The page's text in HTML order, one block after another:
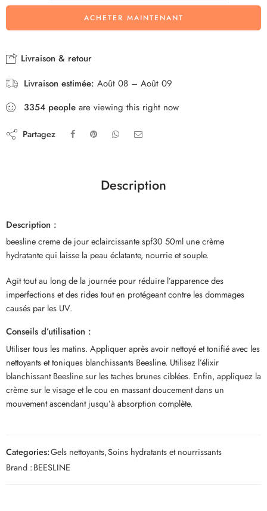
ACHETER MAINTENANT
Livraison & retour
Livraison estimée: Août 08 – Août 09
3354 people are viewing this right now
Partagez
Description
Description :
beesline creme de jour eclaircissante spf30 50ml une crème
hydratante qui laisse la peau éclatante, nourrie et souple.
Agit tout au long de la journée pour réduire l’apparence des
imperfections et des rides tout en protégeant contre les dommages
causés par les UV.
Conseils d’utilisation :
Utiliser tous les matins. Appliquer après avoir nettoyé et tonifié avec les
nettoyants et toniques blanchissants Beesline. Utilisez l’élixir
blanchissant Beesline sur les taches brunes ciblées. Enfin, appliquez la
crème sur le visage et le cou en massant doucement dans un
mouvement ascendant jusqu’à absorption complète.
Categories:Gels nettoyants,Soins hydratants et nourrissants
Brand :BEESLINE